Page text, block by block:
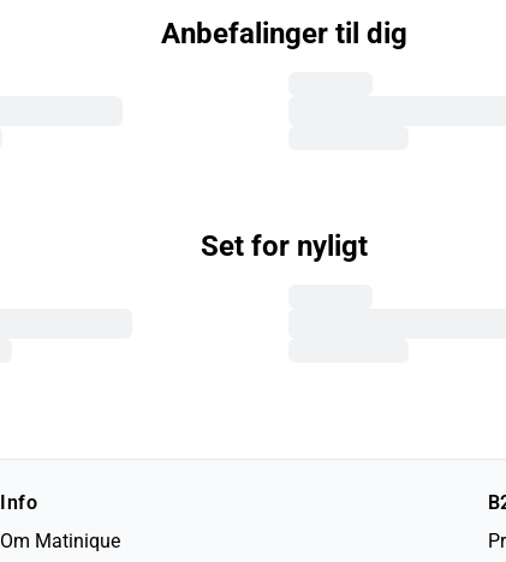
Anbefalinger til dig
Set for nyligt
Info
Om Matinique